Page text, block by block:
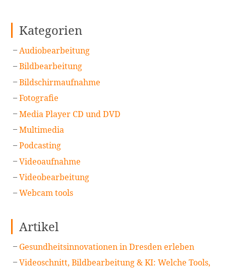
Kategorien
Audiobearbeitung
Bildbearbeitung
Bildschirmaufnahme
Fotografie
Media Player CD und DVD
Multimedia
Podcasting
Videoaufnahme
Videobearbeitung
Webcam tools
Artikel
Gesundheitsinnovationen in Dresden erleben
Videoschnitt, Bildbearbeitung & KI: Welche Tools,